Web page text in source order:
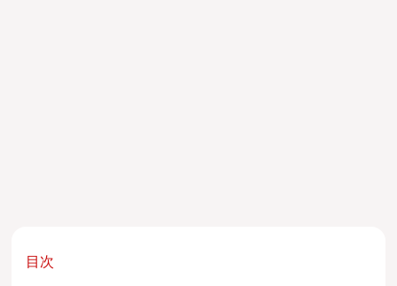
目次